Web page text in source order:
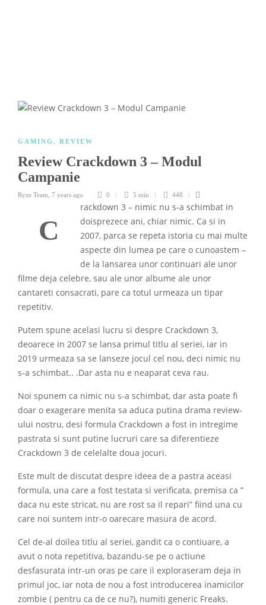
GAMING , REVIEW
Review Crackdown 3 – Modul
Campanie
Ryze Team 7 years ago 0 5 min 448
C
rackdown 3 – nimic nu s-a schimbat in
doisprezece ani, chiar nimic. Ca si in
2007, parca se repeta istoria cu mai multe
aspecte din lumea pe care o cunoastem –
de la lansarea unor continuari ale unor
filme deja celebre, sau ale unor albume ale unor
cantareti consacrati, pare ca totul urmeaza un tipar
repetitiv.
Putem spune acelasi lucru si despre Crackdown 3,
deoarece in 2007 se lansa primul titlu al seriei, iar in
2019 urmeaza sa se lanseze jocul cel nou, deci nimic nu
s-a schimbat.. .Dar asta nu e neaparat ceva rau.
Noi spunem ca nimic nu s-a schimbat, dar asta poate fi
doar o exagerare menita sa aduca putina drama review-
ului nostru, desi formula Crackdown a fost in intregime
pastrata si sunt putine lucruri care sa diferentieze
Crackdown 3 de celelalte doua jocuri.
Este mult de discutat despre ideea de a pastra aceasi
formula, una care a fost testata si verificata, premisa ca ”
daca nu este stricat, nu are rost sa il repari” fiind una cu
care noi suntem intr-o oarecare masura de acord.
Cel de-al doilea titlu al seriei, gandit ca o contiuare, a
avut o nota repetitiva, bazandu-se pe o actiune
desfasurata intr-un oras pe care il exploraseram deja in
primul joc, iar nota de nou a fost introducerea inamicilor
zombie ( pentru ca de ce nu?), numiti generic Freaks.